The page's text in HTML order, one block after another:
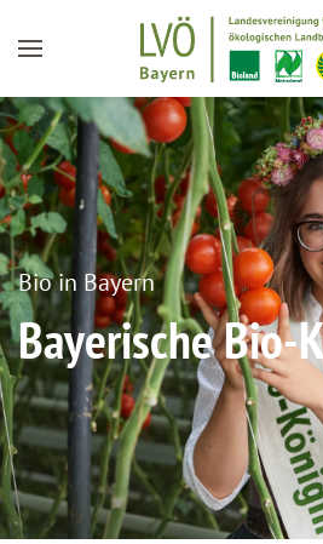
Zum Hauptinhalt springen
Bio in Bayern
Bayerische Bio-